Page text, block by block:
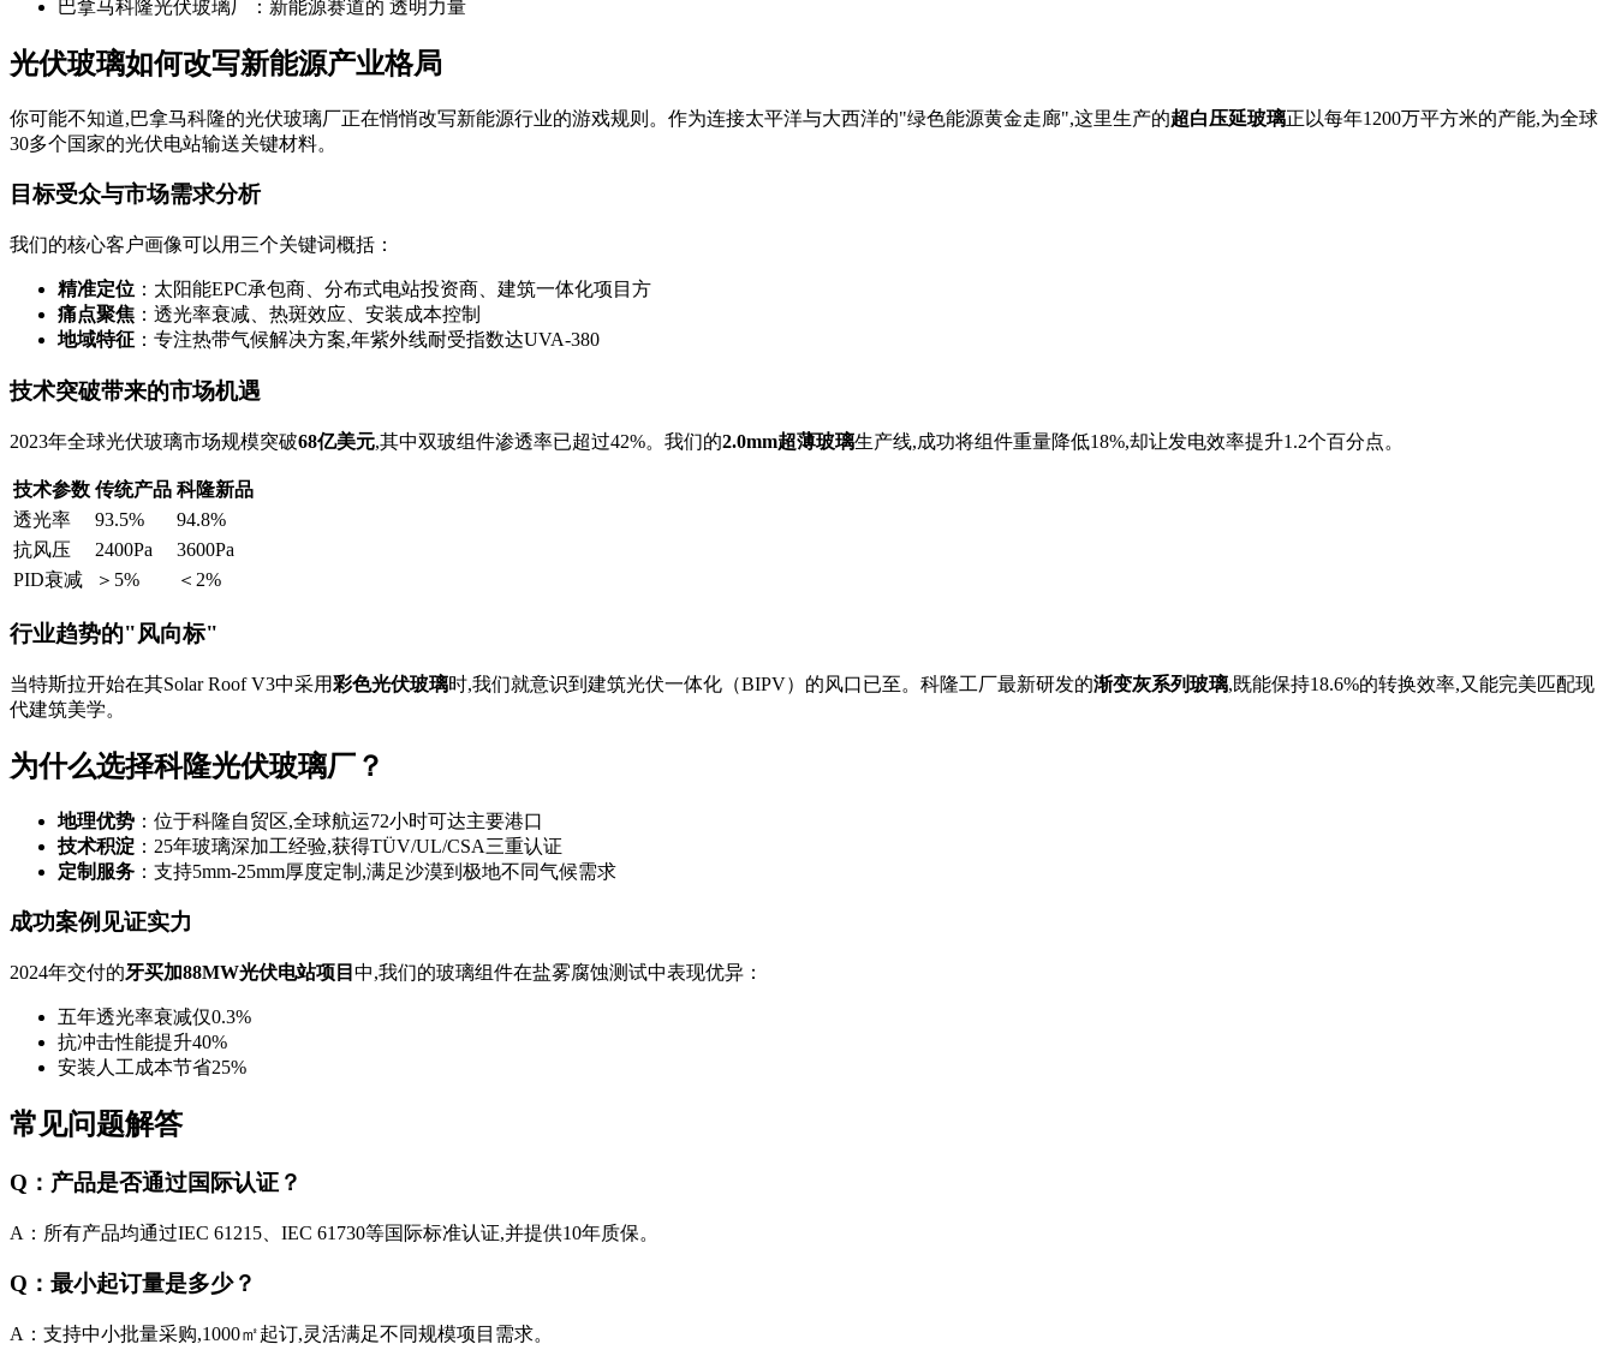
巴拿马科隆光伏玻璃厂：新能源赛道的 透明力量
光伏玻璃如何改写新能源产业格局
你可能不知道,巴拿马科隆的光伏玻璃厂正在悄悄改写新能源行业的游戏规则。作为连接太平洋与大西洋的"绿色能源黄金走廊",这里生产的超白压延玻璃正以每年1200万平方米的产能,为全球
30多个国家的光伏电站输送关键材料。
目标受众与市场需求分析
我们的核心客户画像可以用三个关键词概括：
精准定位 ：太阳能EPC承包商、分布式电站投资商、建筑一体化项目方
痛点聚焦 ：透光率衰减、热斑效应、安装成本控制
地域特征 ：专注热带气候解决方案,年紫外线耐受指数达UVA-380
技术突破带来的市场机遇
2023年全球光伏玻璃市场规模突破68亿美元,其中双玻组件渗透率已超过42%。我们的2.0mm超薄玻璃生产线,成功将组件重量降低18%,却让发电效率提升1.2个百分点。
技术参数 传统产品 科隆新品
透光率
93.5%
94.8%
抗风压
2400Pa
3600Pa
PID衰减
＞5% ＜2%
行业趋势的"风向标"
当特斯拉开始在其Solar Roof V3中采用彩色光伏玻璃时,我们就意识到建筑光伏一体化（BIPV）的风口已至。科隆工厂最新研发的渐变灰系列玻璃,既能保持18.6%的转换效率,又能完美匹配现
代建筑美学。
为什么选择科隆光伏玻璃厂？
地理优势 ：位于科隆自贸区,全球航运72小时可达主要港口
技术积淀 ：25年玻璃深加工经验,获得TÜV/UL/CSA三重认证
定制服务 ：支持5mm-25mm厚度定制,满足沙漠到极地不同气候需求
成功案例见证实力
2024年交付的牙买加88MW光伏电站项目 中,我们的玻璃组件在盐雾腐蚀测试中表现优异：
五年透光率衰减仅0.3%
抗冲击性能提升40%
安装人工成本节省25%
常见问题解答
Q：产品是否通过国际认证？
A：所有产品均通过IEC 61215、IEC 61730等国际标准认证,并提供10年质保。
Q：最小起订量是多少？
A：支持中小批量采购,1000㎡起订,灵活满足不同规模项目需求。